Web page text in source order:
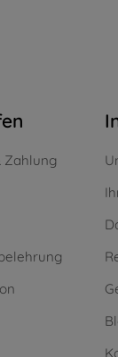
Zahlung